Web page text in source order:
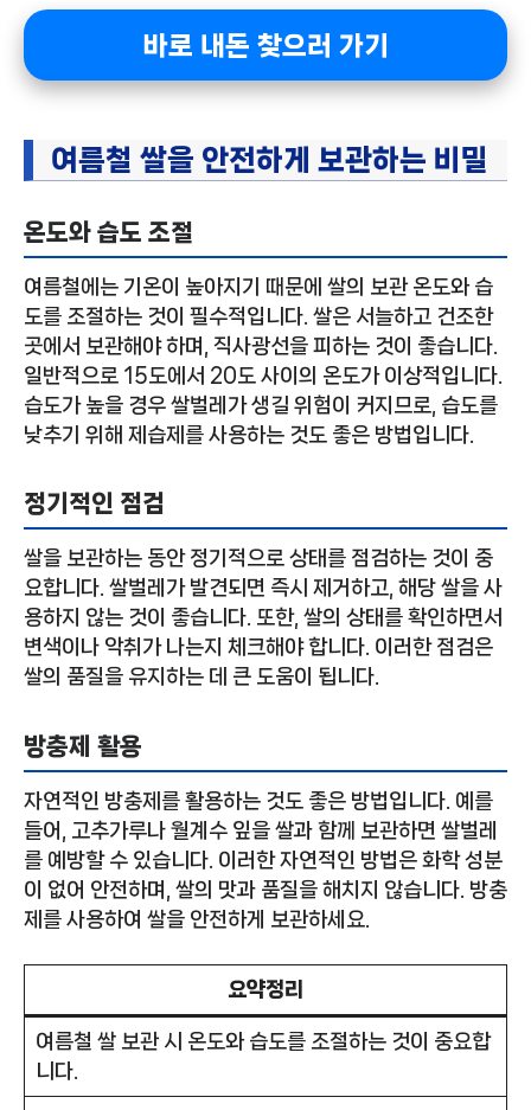
바로 내돈 찾으러 가기
여름철 쌀을 안전하게 보관하는 비밀
온도와 습도 조절
여름철에는 기온이 높아지기 때문에 쌀의 보관 온도와 습
도를 조절하는 것이 필수적입니다. 쌀은 서늘하고 건조한
곳에서 보관해야 하며, 직사광선을 피하는 것이 좋습니다.
일반적으로 15도에서 20도 사이의 온도가 이상적입니다.
습도가 높을 경우 쌀벌레가 생길 위험이 커지므로, 습도를
낮추기 위해 제습제를 사용하는 것도 좋은 방법입니다.
정기적인 점검
쌀을 보관하는 동안 정기적으로 상태를 점검하는 것이 중
요합니다. 쌀벌레가 발견되면 즉시 제거하고, 해당 쌀을 사
용하지 않는 것이 좋습니다. 또한, 쌀의 상태를 확인하면서
변색이나 악취가 나는지 체크해야 합니다. 이러한 점검은
쌀의 품질을 유지하는 데 큰 도움이 됩니다.
방충제 활용
자연적인 방충제를 활용하는 것도 좋은 방법입니다. 예를
들어, 고추가루나 월계수 잎을 쌀과 함께 보관하면 쌀벌레
를 예방할 수 있습니다. 이러한 자연적인 방법은 화학 성분
이 없어 안전하며, 쌀의 맛과 품질을 해치지 않습니다. 방충
제를 사용하여 쌀을 안전하게 보관하세요.
요약정리
여름철 쌀 보관 시 온도와 습도를 조절하는 것이 중요합
니다.